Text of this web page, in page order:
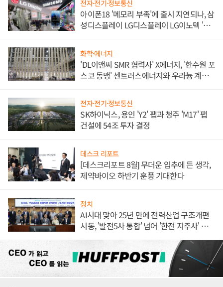
전자·전기·정보통신
아이폰18 '메모리 부족'에 출시 지연되나, 삼
성디스플레이 LG디스플레이 LG이노텍 '탈
화학·에너지
'DL이앤씨 SMR 협력사' X에너지, '한수원 포
스코 동맹' 센트러스에너지와 우라늄 계약
전자·전기·정보통신
SK하이닉스, 용인 'Y2' 팹과 청주 'M17' 팹
건설에 54조 투자 결정
데스크 리포트
[데스크리포트 8월] 무더운 입추에 든 생각,
제약바이오 하반기 훈풍 기대한다
정치
AI시대 맞아 25년 만에 전력산업 구조개편
시동, '발전5사 통합' 넘어 '한전 지주사' 재편